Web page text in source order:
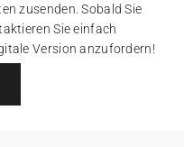
zusenden. Sobald Sie
Sie einfach
Version anzufordern!